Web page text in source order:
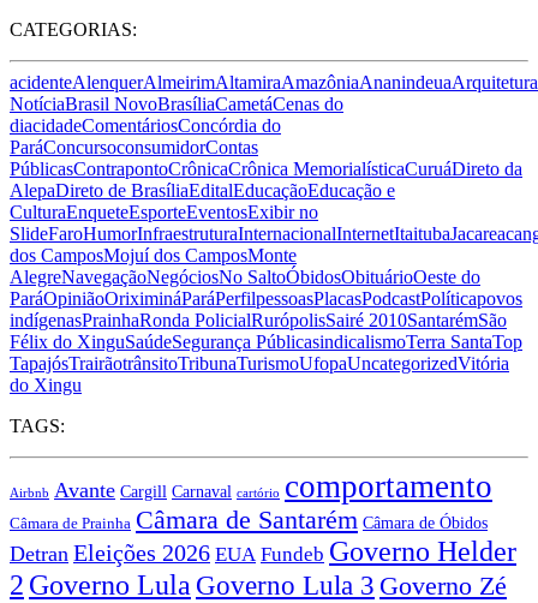
CATEGORIAS:
acidenteAlenquerAlmeirimAltamiraAmazôniaAnanindeuaArquitetura
NotíciaBrasil NovoBrasíliaCametáCenas do
diacidadeComentáriosConcórdia do
ParáConcursoconsumidorContas
PúblicasContrapontoCrônicaCrônica MemorialísticaCuruáDireto da
AlepaDireto de BrasíliaEditalEducaçãoEducação e
CulturaEnqueteEsporteEventosExibir no
SlideFaroHumorInfraestruturaInternacionalInternetItaituba
dos CamposMojuí dos CamposMonte
AlegreNavegaçãoNegóciosNo SaltoÓbidosObituárioOeste do
ParáOpiniãoOriximináParáPerfilpessoasPlacasPodcastPolíticapovos
indígenasPrainhaRonda PolicialRurópolisSairé 2010SantarémSão
Félix do XinguSaúdeSegurança PúblicasindicalismoTerra SantaTop
TapajósTrairãotrânsitoTribunaTurismoUfopaUncategorizedVitória
do Xingu
TAGS:
Airbnb Avante Cargill Carnaval cartório comportamento
Câmara de Prainha Câmara de Santarém Câmara de Óbidos
Detran Eleições 2026 EUA Fundeb Governo Helder
2 Governo Lula Governo Lula 3 Governo Zé